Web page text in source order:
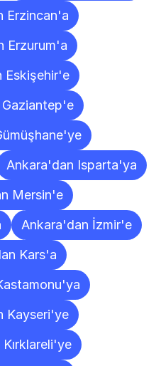
Erzincan'a
Erzurum'a
Eskişehir'e
Ankara'dan Isparta'ya
Mersin'e
Ankara'dan İzmir'e
Kars'a
Kayseri'ye